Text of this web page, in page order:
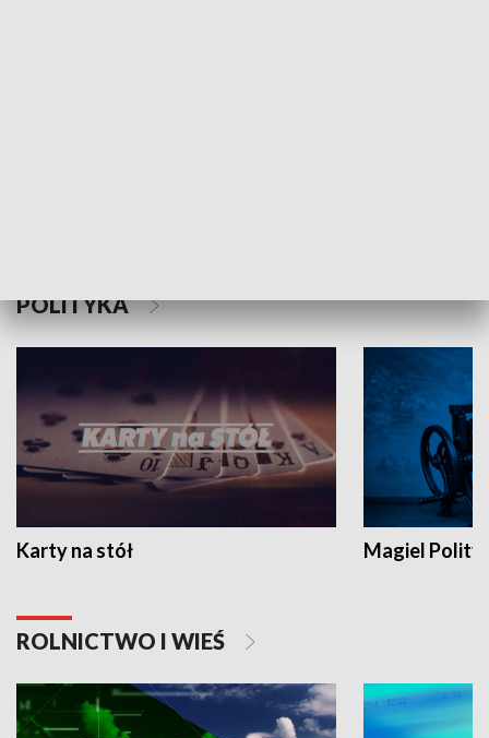
POLITYKA
Karty na stół Magiel
ROLNICTWO I WIEŚ